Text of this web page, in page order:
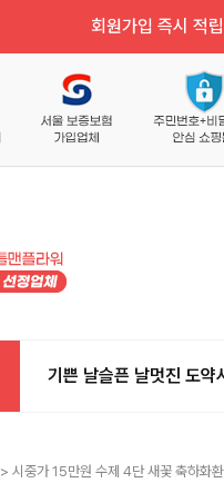
회원가입 즉시 적
기쁜 날슬픈 날멋진 도약
> 시중가 15만원 수제 4단 새꽃 축하화